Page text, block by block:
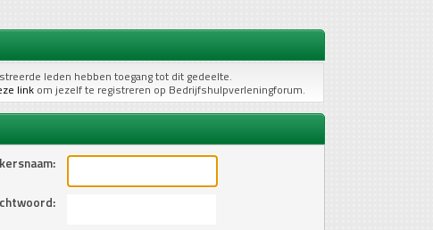
leden hebben toegang tot dit gedeelte.
link om jezelf te registreren op Bedrijfshulpverleningforum.